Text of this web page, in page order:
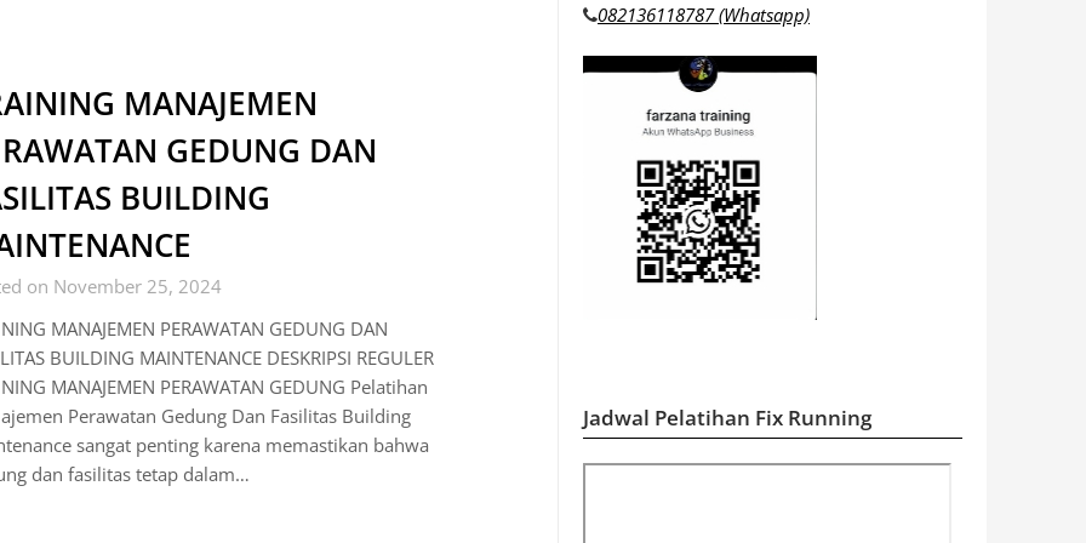
MANAJEMEN
GEDUNG DAN
BUILDING
on November 25, 2024
MANAJEMEN PERAWATAN GEDUNG DAN
BUILDING MAINTENANCE DESKRIPSI REGULER
MANAJEMEN PERAWATAN GEDUNG Pelatihan
Perawatan Gedung Dan Fasilitas Building
sangat penting karena memastikan bahwa
dan fasilitas tetap dalam…
082136118787 (Whatsapp)
Jadwal Pelatihan Fix Running